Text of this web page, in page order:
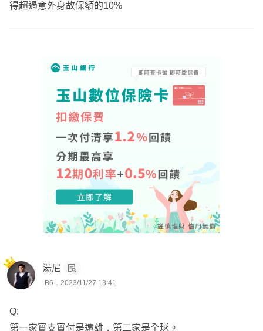
得超過意外身故保額的10%
湯尼
B6．2023/11/27 13:41
Q:
第一家實支實付是遠雄，第二家是全球。